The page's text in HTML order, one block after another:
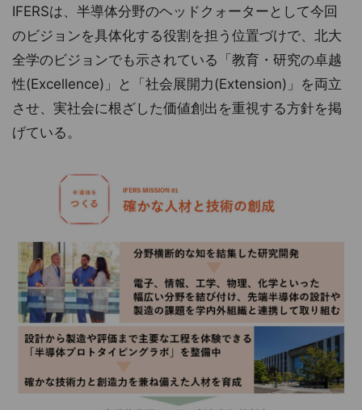
IFERSは、半導体分野のヘッドクォーターとして今回
のビジョンを具体化する役割を担う位置づけで、北大
全学のビジョンでも示されている「教育・研究の卓越
性(Excellence)」と「社会展開力(Extension)」を両立
させ、実社会に根ざした価値創出を重視する方針を掲
げている。